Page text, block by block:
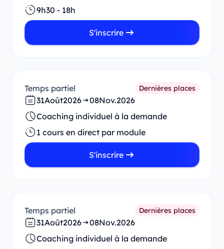
9h30 - 18h
S'inscrire
Temps partiel Dernières places
31Août2026 08Nov.2026
Coaching individuel à la demande
1 cours en direct par module
S'inscrire
Temps partiel Dernières places
31Août2026 08Nov.2026
Coaching individuel à la demande